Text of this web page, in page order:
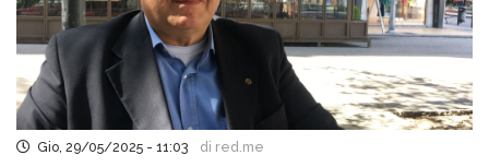
Gio, 29/05/2025 - 11:03 di red.me